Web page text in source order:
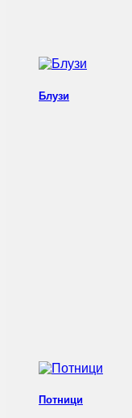
Блузи
Потници